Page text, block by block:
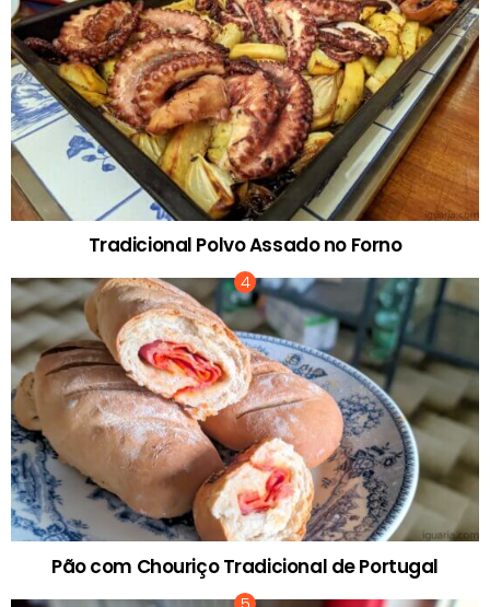
Tradicional Polvo Assado no Forno
Pão com Chouriço Tradicional de Portugal